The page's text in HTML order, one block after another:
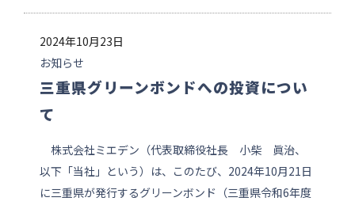
2024年10月23日
お知らせ
三重県グリーンボンドへの投資につい
て
株式会社ミエデン（代表取締役社長 小柴 眞治、
以下「当社」という）は、このたび、2024年10月21日
に三重県が発行するグリーンボンド（三重県令和6年度